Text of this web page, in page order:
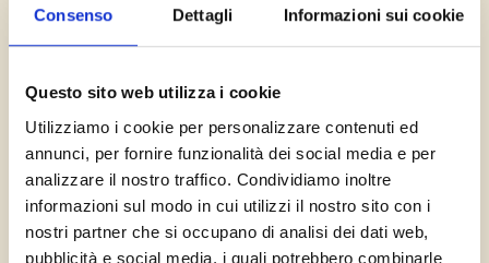
Consenso Dettagli Informazioni sui cookie
Questo sito web utilizza i cookie
Utilizziamo i cookie per personalizzare contenuti ed
annunci, per fornire funzionalità dei social media e per
analizzare il nostro traffico. Condividiamo inoltre
informazioni sul modo in cui utilizzi il nostro sito con i
nostri partner che si occupano di analisi dei dati web,
pubblicità e social media, i quali potrebbero combinarle
Invio digitale multicanale
TRACCIABILITÀ
Servizio DOC
Raccomandata Plus
Direct Mail
STAMPA